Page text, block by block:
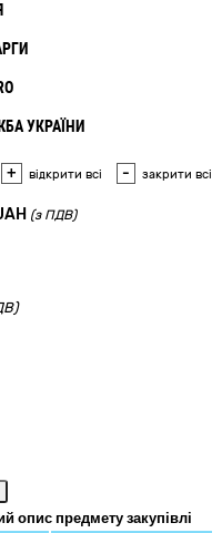
УКРАЇНИ
+ відкрити всі - закрити всі
(з ПДВ)
опис предмету закупівлі